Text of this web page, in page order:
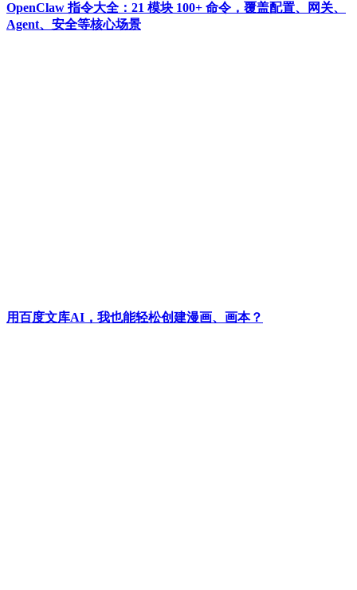
OpenClaw 指令大全：21 模块 100+ 命令，覆盖配置、网关、
Agent、安全等核心场景
用百度文库AI，我也能轻松创建漫画、画本？